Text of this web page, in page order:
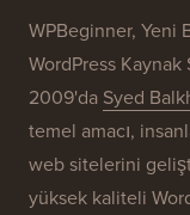
WPBeginner, Yeni
WordPress
2009'da Syed
temel amacı,
web sitelerini
yüksek kaliteli